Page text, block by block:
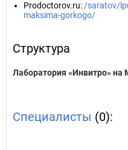
Prodoctorov.ru: /saratov/
maksima-gorkogo/
Структура
Лаборатория «Инвитро» на
Специалисты (0):